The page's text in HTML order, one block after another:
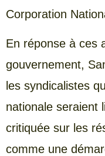
Corporation
En réponse à ces
gouvernement,
les syndicalistes
nationale seraient
critiquée sur les
comme une